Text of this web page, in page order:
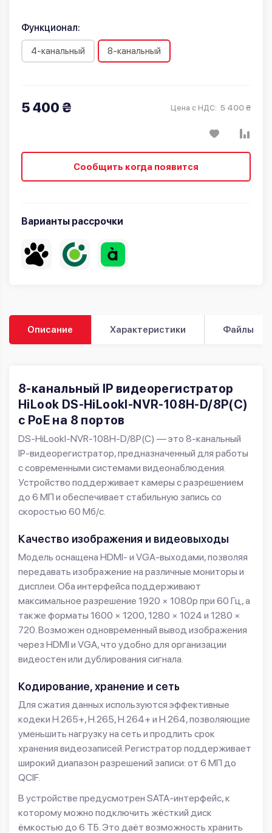
Функционал:
4-канальный 8-канальный
5 400 ₴ Цена с НДС: 5 400 ₴
Сообщить когда появится
Варианты рассрочки
Описание Характеристики Файлы
8-канальный IP видеорегистратор
HiLook DS-HiLookI-NVR-108H-D/8P(C)
с PoE на 8 портов
DS-HiLookI-NVR-108H-D/8P(C) — это 8-канальный
IP-видеорегистратор, предназначенный для работы
с современными системами видеонаблюдения.
Устройство поддерживает камеры с разрешением
до 6 МП и обеспечивает стабильную запись со
скоростью 60 Мб/с.
Качество изображения и видеовыходы
Модель оснащена HDMI- и VGA-выходами, позволяя
передавать изображение на различные мониторы и
дисплеи. Оба интерфейса поддерживают
максимальное разрешение 1920 × 1080p при 60 Гц, а
также форматы 1600 × 1200, 1280 × 1024 и 1280 ×
720. Возможен одновременный вывод изображения
через HDMI и VGA, что удобно для организации
видеостен или дублирования сигнала.
Кодирование, хранение и сеть
Для сжатия данных используются эффективные
кодеки H.265+, H.265, H.264+ и H.264, позволяющие
уменьшить нагрузку на сеть и продлить срок
хранения видеозаписей. Регистратор поддерживает
широкий диапазон разрешений записи: от 6 МП до
QCIF.
В устройстве предусмотрен SATA-интерфейс, к
которому можно подключить жёсткий диск
ёмкостью до 6 ТБ. Это даёт возможность хранить